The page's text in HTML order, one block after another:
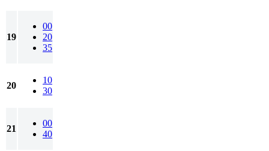
19
00
20
35
20
10
30
21
00
40